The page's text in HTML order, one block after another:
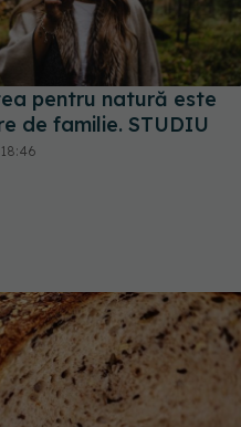
pentru natură este
de familie. STUDIU